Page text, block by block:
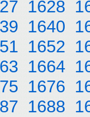
1628
1640
1652
1664
1676
1688